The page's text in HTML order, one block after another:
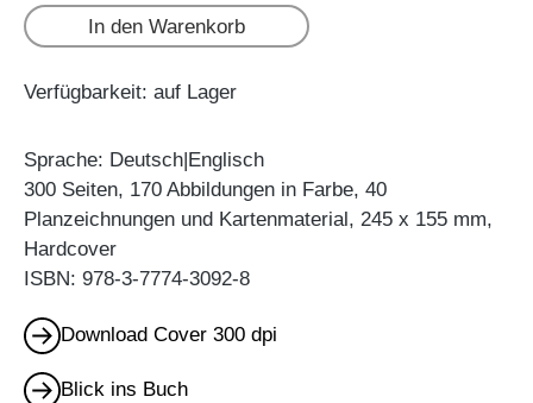
In den Warenkorb
Verfügbarkeit: auf Lager
Sprache: Deutsch|Englisch
300 Seiten, 170 Abbildungen in Farbe, 40
Planzeichnungen und Kartenmaterial, 245 x 155 mm,
Hardcover
ISBN: 978-3-7774-3092-8
Download Cover 300 dpi
Blick ins Buch